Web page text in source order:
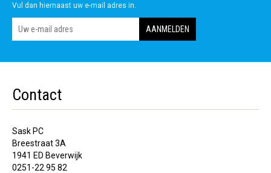
Vul dan hiernaast uw e-mail adres in.
Contact
Sask PC
Breestraat 3A
1941 ED Beverwijk
0251-22 95 82